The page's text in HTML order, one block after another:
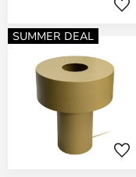
SUMMER DEAL